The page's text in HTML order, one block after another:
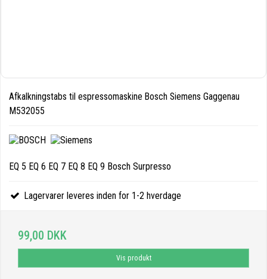
Afkalkningstabs til espressomaskine Bosch Siemens Gaggenau
M532055
EQ 5 EQ 6 EQ 7 EQ 8 EQ 9 Bosch Surpresso
Lagervarer leveres inden for 1-2 hverdage
99,00 DKK
Vis produkt